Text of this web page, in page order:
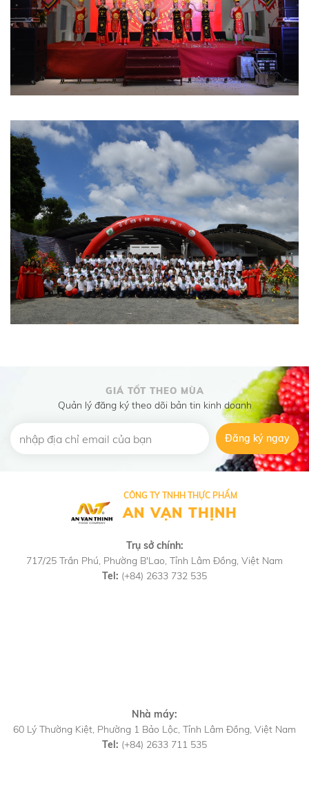
GIÁ TỐT THEO MÙA
Quản lý đăng ký theo dõi bản tin kinh doanh
Đăng ký ngay
CÔNG TY TNHH THỰC PHẨM
AN VẠN THỊNH
Trụ sở chính:
717/25 Trần Phú, Phường B'Lao, Tỉnh Lâm Đồng, Việt Nam
Tel: (+84) 2633 732 535
Nhà máy:
60 Lý Thường Kiệt, Phường 1 Bảo Lộc, Tỉnh Lâm Đồng, Việt Nam
Tel: (+84) 2633 711 535